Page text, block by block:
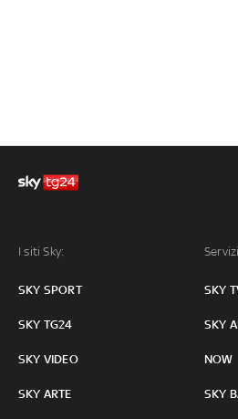
I siti Sky:
SKY SPORT
SKY TG24
SKY VIDEO
SKY ARTE
SKY
SKY
NOW
SKY